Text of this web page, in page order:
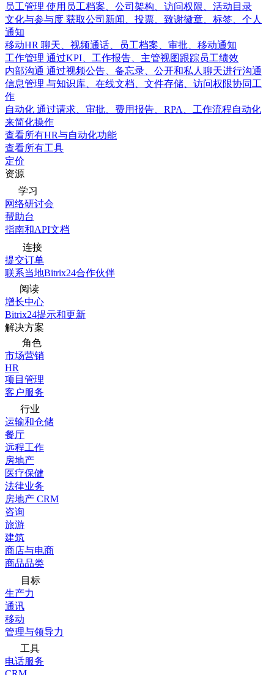
员工管理 使用员工档案、公司架构、访问权限、活动目录
文化与参与度 获取公司新闻、投票、致谢徽章、标签、个人
通知
移动HR 聊天、视频通话、员工档案、审批、移动通知
工作管理 通过KPI、工作报告、主管视图跟踪员工绩效
内部沟通 通过视频公告、备忘录、公开和私人聊天进行沟通
信息管理 与知识库、在线文档、文件存储、访问权限协同工
作
自动化 通过请求、审批、费用报告、RPA、工作流程自动化
来简化操作
查看所有HR与自动化功能
查看所有工具
定价
资源
学习
网络研讨会
帮助台
指南和API文档
连接
提交订单
联系当地Bitrix24合作伙伴
阅读
增长中心
Bitrix24提示和更新
解决方案
角色
市场营销
HR
项目管理
客户服务
行业
运输和仓储
餐厅
远程工作
房地产
医疗保健
法律业务
房地产 CRM
咨询
旅游
建筑
商店与电商
商品品类
目标
生产力
通讯
移动
管理与领导力
工具
电话服务